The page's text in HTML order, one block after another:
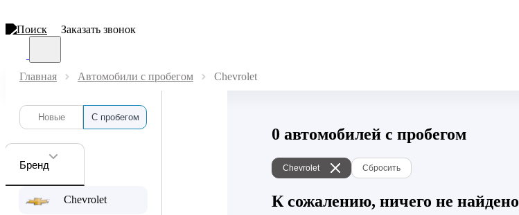
Заказать звонок
Главная Автомобили с пробегом Chevrolet
Новые С пробегом
Бренд
Chevrolet
0 автомобилей с пробегом
Chevrolet Сбросить
К сожалению, ничего не найдено